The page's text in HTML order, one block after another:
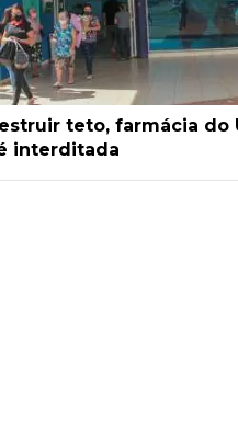
teto, farmácia do
interditada